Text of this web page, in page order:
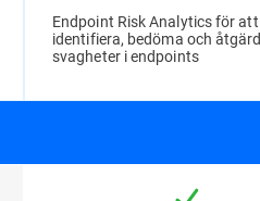
Endpoint Risk Analytics för att
identifiera, bedöma och
svagheter i endpoints